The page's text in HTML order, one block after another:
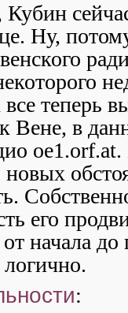
Кубин
Ну,
теперь
Вене, в
его
начала
: